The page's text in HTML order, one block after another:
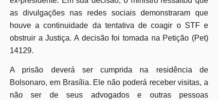
as divulgações nas redes sociais demonstraram que
houve a continuidade da tentativa de coagir o STF e
obstruir a Justiça. A decisão foi tomada na Petição (Pet)
14129.
A prisão deverá ser cumprida na residência de
Bolsonaro, em Brasília. Ele não poderá receber visitas, a
não ser de seus advogados e outras pessoas